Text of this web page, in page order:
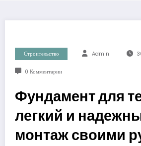
Строительство Admin
0 Комментарии
Фундамент для
легкий и
монтаж своими